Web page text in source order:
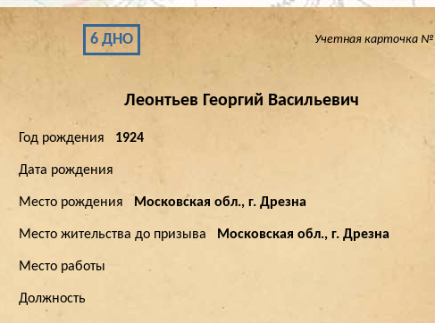
6 ДНО Учетная карточка №
Леонтьев Георгий Васильевич
Год рождения 1924
Дата рождения
Место рождения Московская обл., г. Дрезна
Место жительства до призыва Московская обл., г. Дрезна
Место работы
Должность